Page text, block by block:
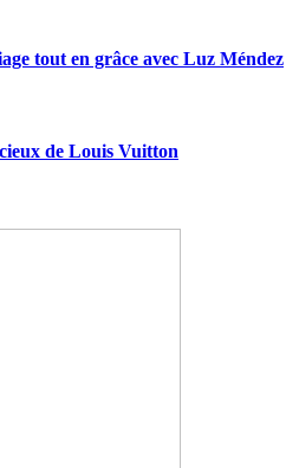
tout en grâce avec Luz Méndez
de Louis Vuitton